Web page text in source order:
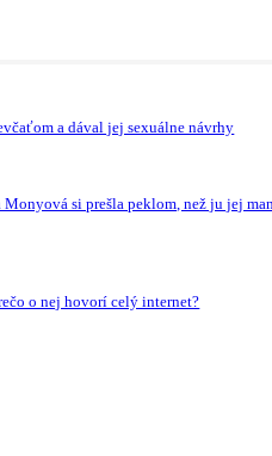
a dával jej sexuálne návrhy
si prešla peklom, než ju jej
o nej hovorí celý internet?